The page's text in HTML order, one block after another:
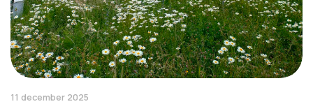
11 december 2025